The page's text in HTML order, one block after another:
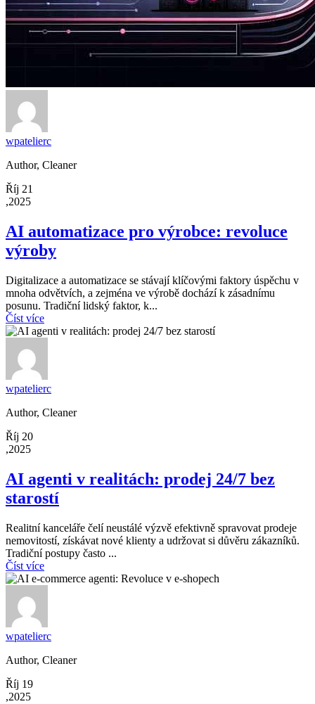
wpatelierc
Author, Cleaner
Říj 21
,2025
AI automatizace pro výrobce: revoluce
výroby
Digitalizace a automatizace se stávají klíčovými faktory úspěchu v
mnoha odvětvích, a zejména ve výrobě dochází k zásadnímu
posunu. Tradiční lidský faktor, k...
Číst více
wpatelierc
Author, Cleaner
Říj 20
,2025
AI agenti v realitách: prodej 24/7 bez
starostí
Realitní kanceláře čelí neustálé výzvě efektivně spravovat prodeje
nemovitostí, získávat nové klienty a udržovat si důvěru zákazníků.
Tradiční postupy často ...
Číst více
wpatelierc
Author, Cleaner
Říj 19
,2025